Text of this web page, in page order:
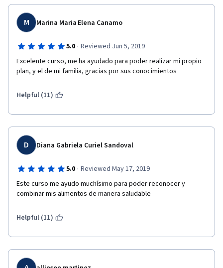
M Marina Maria Elena Canamo
5.0 · Reviewed Jun 5, 2019
Excelente curso, me ha ayudado para poder realizar mi propio
plan, y el de mi familia, gracias por sus conocimientos
Helpful (11)
D Diana Gabriela Curiel Sandoval
5.0 · Reviewed May 17, 2019
Este curso me ayudo muchísimo para poder reconocer y
combinar mis alimentos de manera saludable
Helpful (11)